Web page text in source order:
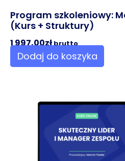
Program szkoleniowy:
(Kurs + Struktury)
1 997,00złbrutto
Dodaj do koszyka